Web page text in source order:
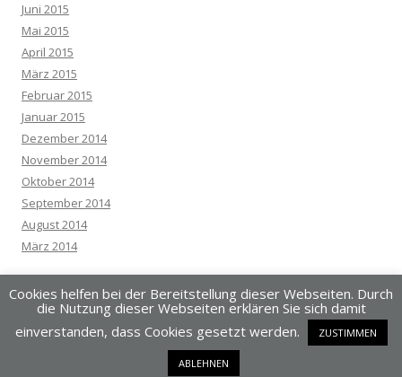
Juni 2015
Mai 2015
April 2015
März 2015
Februar 2015
Januar 2015
Dezember 2014
November 2014
Oktober 2014
September 2014
August 2014
März 2014
Dieses Blog läuft mit WordPress
Cookies helfen bei der Bereitstellung dieser Webseiten. Durch
die Nutzung dieser Webseiten erklären Sie sich damit
einverstanden, dass Cookies gesetzt werden.
ZUSTIMMEN
ABLEHNEN